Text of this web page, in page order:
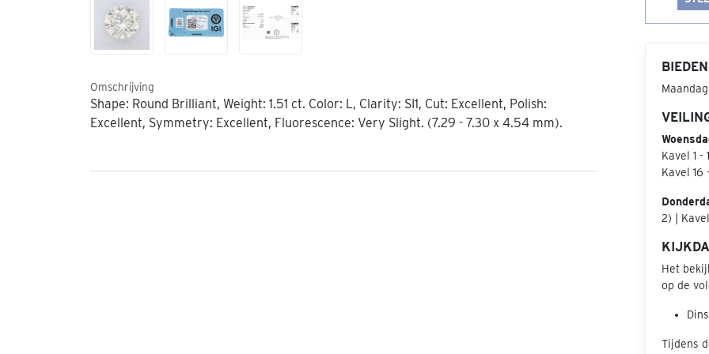
Omschrijving
Shape: Round Brilliant, Weight: 1.51 ct. Color: L, Clarity: SI1, Cut: Excellent, Polish:
Excellent, Symmetry: Excellent, Fluorescence: Very Slight. (7.29 - 7.30 x 4.54 mm).
Kavel 1 -
Kavel 16
2) |
Het
op de
Tijdens